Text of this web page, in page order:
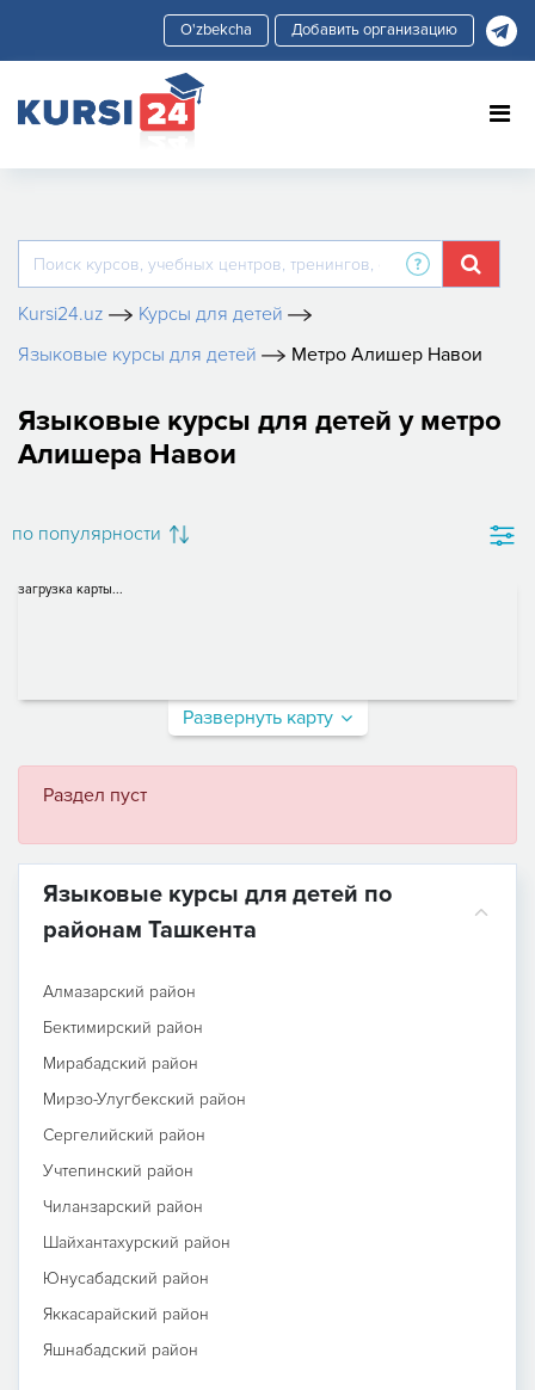
Добавить организацию
Kursi24.uz
Курсы для детей
Языковые курсы для детей
Метро Алишер Навои
Языковые курсы для детей у метро
Алишера Навои
по популярности
загрузка карты...
Развернуть карту
Раздел пуст
Языковые курсы для детей по
районам Ташкента
Алмазарский район
Бектимирский район
Мирабадский район
Мирзо-Улугбекский район
Сергелийский район
Учтепинский район
Чиланзарский район
Шайхантахурский район
Юнусабадский район
Яккасарайский район
Яшнабадский район